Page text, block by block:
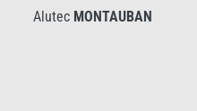
AlutecMONTAUBAN